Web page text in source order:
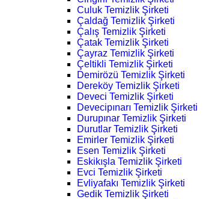
Culuk Temizlik Şirketi
Çaldağ Temizlik Şirketi
Çalış Temizlik Şirketi
Çatak Temizlik Şirketi
Çayraz Temizlik Şirketi
Çeltikli Temizlik Şirketi
Demirözü Temizlik Şirketi
Dereköy Temizlik Şirketi
Deveci Temizlik Şirketi
Devecipınarı Temizlik Şirketi
Durupınar Temizlik Şirketi
Durutlar Temizlik Şirketi
Emirler Temizlik Şirketi
Esen Temizlik Şirketi
Eskikışla Temizlik Şirketi
Evci Temizlik Şirketi
Evliyafakı Temizlik Şirketi
Gedik Temizlik Şirketi